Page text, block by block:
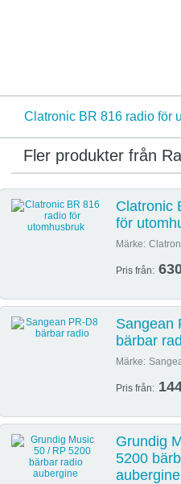
Clatronic BR 816 radio för
Fler produkter från
Clatronic
för
Märke:
Pris från:
Sangean
bärbar
Märke:
Pris från:
Grundig
5200
aubergine